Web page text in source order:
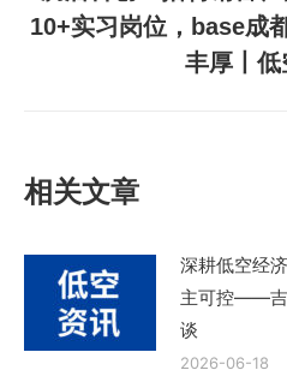
下
一
10+实习岗位，base成
丰厚丨低
相关文章
深耕低空经
主可控——吉
谈
2026-06-18